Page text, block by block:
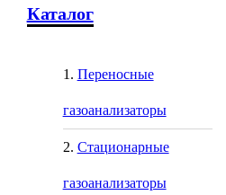
Каталог
Переносные
газоанализаторы
Стационарные
газоанализаторы